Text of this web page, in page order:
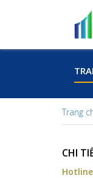
Trang
CHI
Hotline